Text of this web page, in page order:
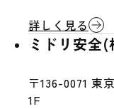
詳しく見る
ミドリ安全
〒136-0071 東
1F